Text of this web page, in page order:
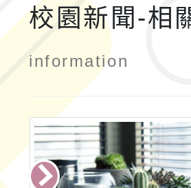
校園新聞-相
information